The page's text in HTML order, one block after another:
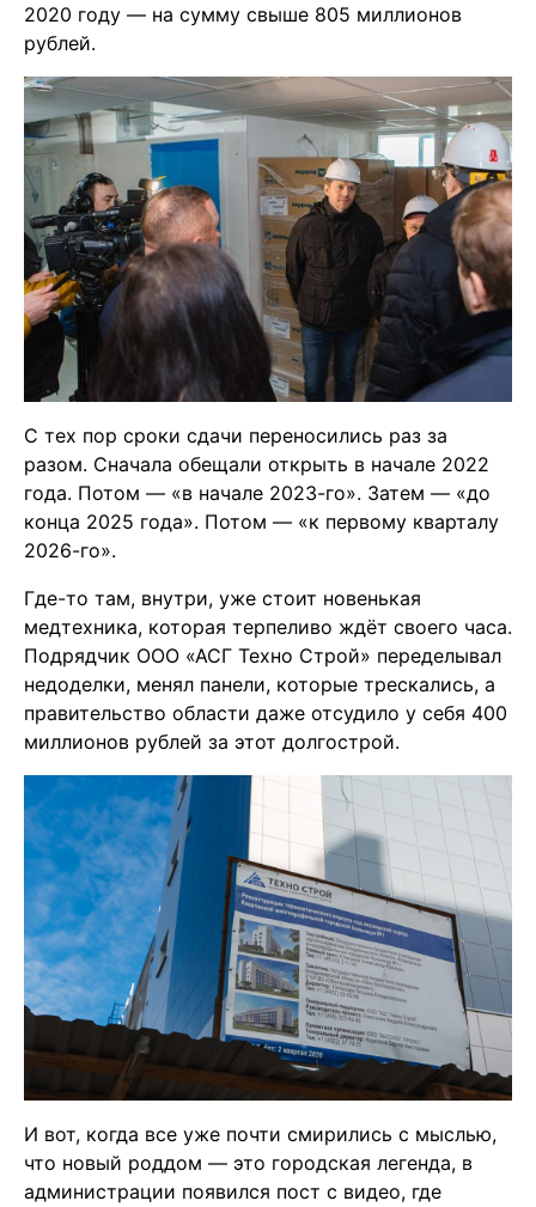
2020 году — на сумму свыше 805 миллионов
рублей.
С тех пор сроки сдачи переносились раз за
разом. Сначала обещали открыть в начале 2022
года. Потом — «в начале 2023-го». Затем — «до
конца 2025 года». Потом — «к первому кварталу
2026-го».
Где-то там, внутри, уже стоит новенькая
медтехника, которая терпеливо ждёт своего часа.
Подрядчик ООО «АСГ Техно Строй» переделывал
недоделки, менял панели, которые трескались, а
правительство области даже отсудило у себя 400
миллионов рублей за этот долгострой.
И вот, когда все уже почти смирились с мыслью,
что новый роддом — это городская легенда, в
администрации появился пост с видео, где